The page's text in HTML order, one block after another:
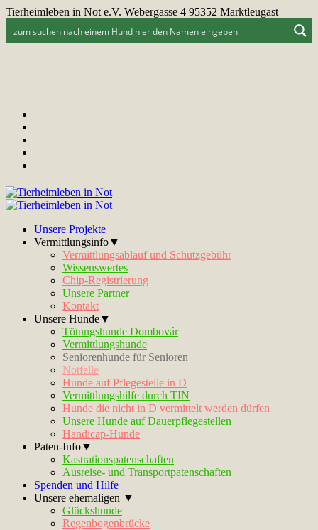
Tierheimleben in Not e.V. Webergasse 4 95352 Marktleugast
Unsere Projekte
Vermittlungsinfo▼
Vermittlungsablauf und Schutzgebühr
Wissenswertes
Chip-Registrierung
Unsere Partner
Kontakt
Unsere Hunde▼
Tötungshunde Dombovár
Vermittlungshunde
Seniorenhunde für Senioren
Notfelle
Hunde auf Pflegestelle in D
Vermittlungshilfe durch TIN
Hunde die nicht in D vermittelt werden dürfen
Unsere Hunde auf Dauerpflegestellen
Handicap-Hunde
Paten-Info▼
Kastrationspatenschaften
Ausreise- und Transportpatenschaften
Spenden und Hilfe
Unsere ehemaligen ▼
Glückshunde
Regenbogenbrücke